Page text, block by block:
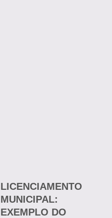
LICENCIAMENTO
MUNICIPAL:
EXEMPLO DO